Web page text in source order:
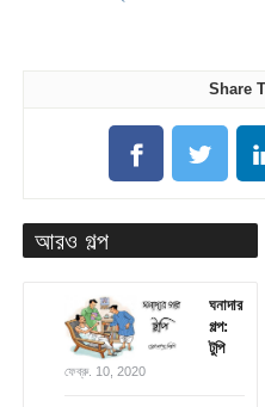
Share
আরও গল্প
ঘনাদার
গল্প:
টুপি
ফেব্রু. 10, 2020